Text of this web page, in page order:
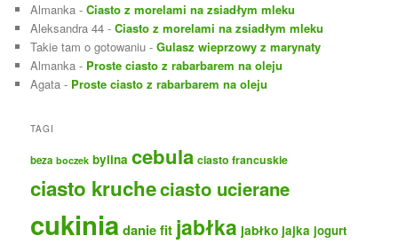
Almanka -Ciasto z morelami na zsiadłym mleku
Aleksandra 44 -Ciasto z morelami na zsiadłym mleku
Takie tam o gotowaniu -Gulasz wieprzowy z marynaty
Almanka - Proste ciasto z rabarbarem na oleju
Agata - Proste ciasto z rabarbarem na oleju
TAGI
beza boczek bylina cebula ciasto francuskie
ciasto krucheciasto ucierane
cukiniadanie fit jabłka jabłko jajka jogurt